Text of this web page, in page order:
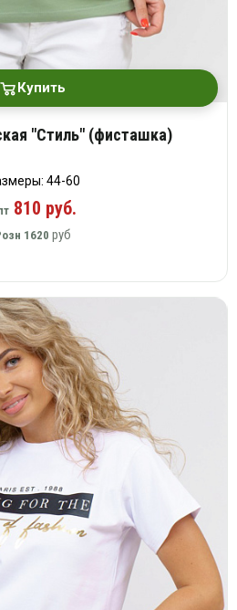
Купить
"Стиль" (фисташка)
44-60
810 руб.
1620 руб